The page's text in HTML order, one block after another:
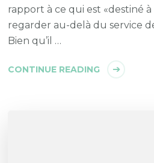
rapport à ce qui est «destiné à
regarder au-delà du service
Bien qu’il …
CONTINUE READING